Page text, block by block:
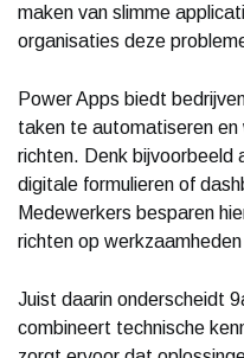
maken van slimme
organisaties deze
Power Apps biedt
taken te automatiseren
richten. Denk bijvoorbeeld
digitale formulieren of
Medewerkers besparen
richten op
Juist daarin onderscheidt
combineert technische